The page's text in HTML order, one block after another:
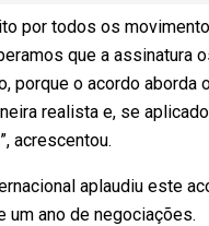
por todos os
que a assinatura
porque o acordo aborda
realista e, se
acrescentou.
aplaudiu este
um ano de negociações.